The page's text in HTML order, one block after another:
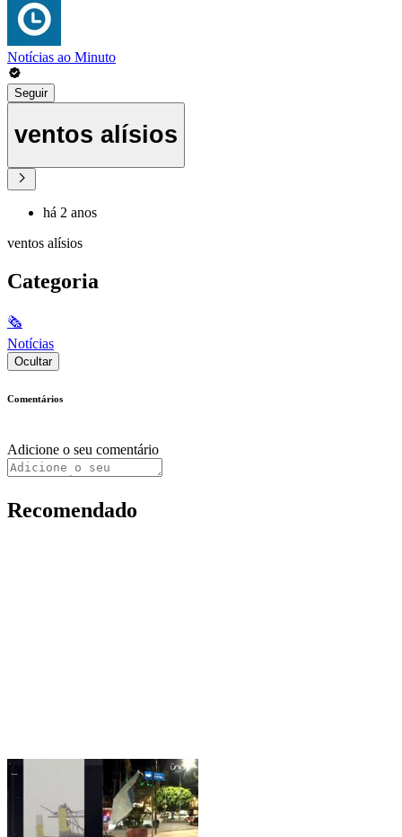
Notícias ao Minuto
Seguir
ventos alísios
há 2 anos
ventos alísios
Categoria
🗞
Notícias
Ocultar
Comentários
Adicione o seu comentário
Recomendado